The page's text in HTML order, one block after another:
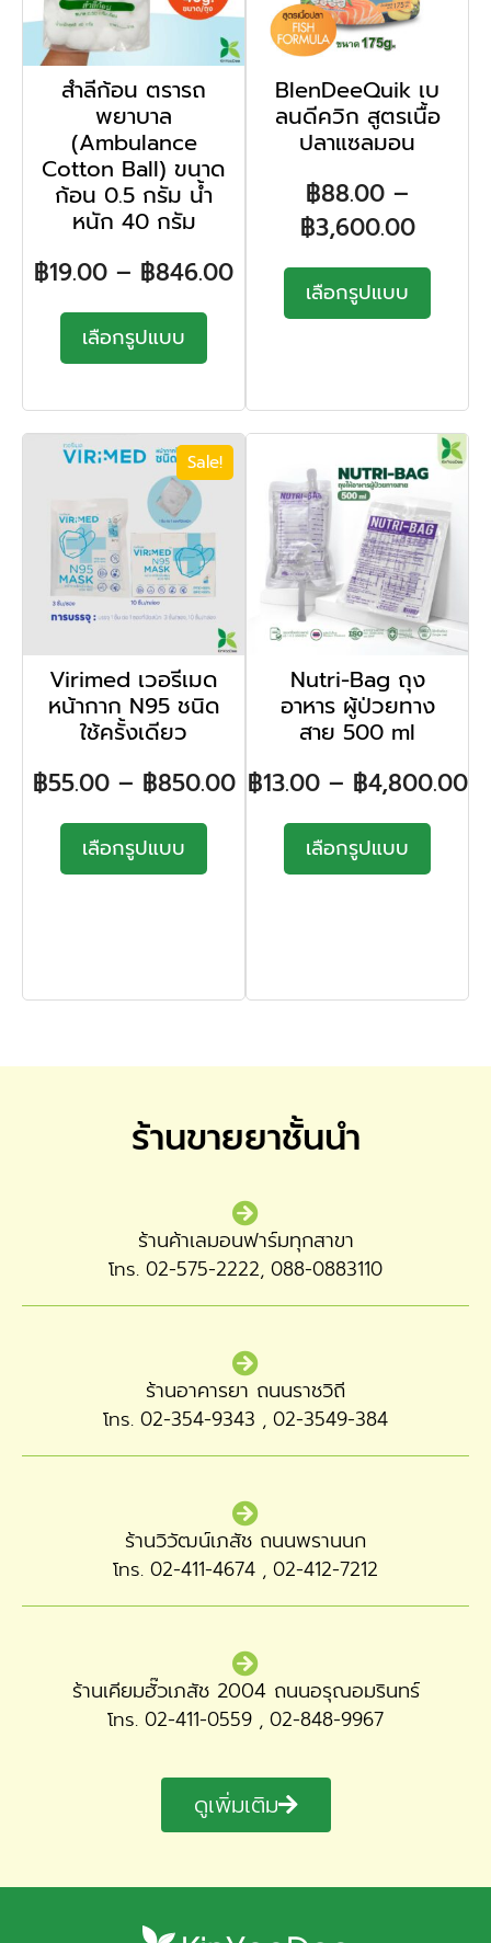
สำลีก้อน ตรารถ
พยาบาล
(Ambulance
Cotton Ball) ขนาด
ก้อน 0.5 กรัม น้ำ
หนัก 40 กรัม
฿19.00 – ฿846.00
เลือกรูปแบบ
BlenDeeQuik เบ
ลนดีควิก สูตรเนื้อ
ปลาแซลมอน
฿88.00 –
฿3,600.00
เลือกรูปแบบ
Sale!
Virimed เวอรีเมด
หน้ากาก N95 ชนิด
ใช้ครั้งเดียว
฿55.00 – ฿850.00
เลือกรูปแบบ
Nutri-Bag ถุง
อาหาร ผู้ป่วยทาง
สาย 500 ml
฿13.00 – ฿4,800.00
เลือกรูปแบบ
ร้านขายยาชั้นนำ
ร้านค้าเลมอนฟาร์มทุกสาขา
โทร. 02-575-2222, 088-0883110
ร้านอาคารยา ถนนราชวิถี
โทร. 02-354-9343 , 02-3549-384
ร้านวิวัฒน์เภสัช ถนนพรานนก
โทร. 02-411-4674 , 02-412-7212
ร้านเคียมฮั๊วเภสัช 2004 ถนนอรุณอมรินทร์
โทร. 02-411-0559 , 02-848-9967
ดูเพิ่มเติม